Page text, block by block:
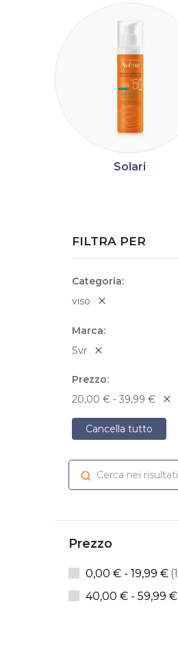
Solari
FILTRA PER
Categoria
viso
Marca
Svr
Prezzo
20,00 € - 39,99 €
Cancella tutto
Cerca nei risultati
Prezzo
0,00 € - 19,99 € 1
40,00 € - 59,99 €